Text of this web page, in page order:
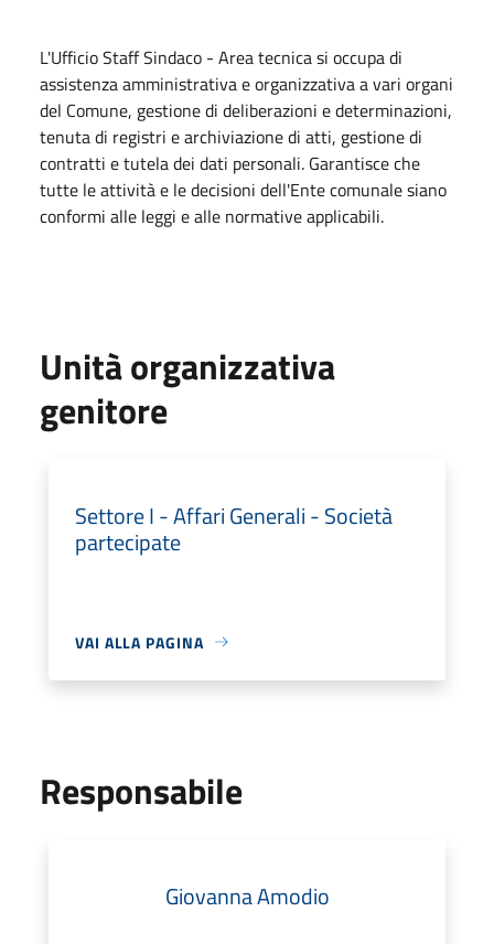
L'Ufficio Staff Sindaco - Area tecnica si occupa di
assistenza amministrativa e organizzativa a vari organi
del Comune, gestione di deliberazioni e determinazioni,
tenuta di registri e archiviazione di atti, gestione di
contratti e tutela dei dati personali. Garantisce che
tutte le attività e le decisioni dell'Ente comunale siano
conformi alle leggi e alle normative applicabili.
Unità organizzativa
genitore
Settore I - Affari Generali - Società
partecipate
VAI ALLA PAGINA
Responsabile
Giovanna Amodio